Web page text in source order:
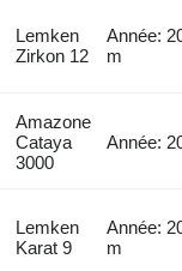
Lemken
Zirkon 12
Année:
m
Amazone
Cataya
3000
Année:
Lemken
Karat 9
Année:
m